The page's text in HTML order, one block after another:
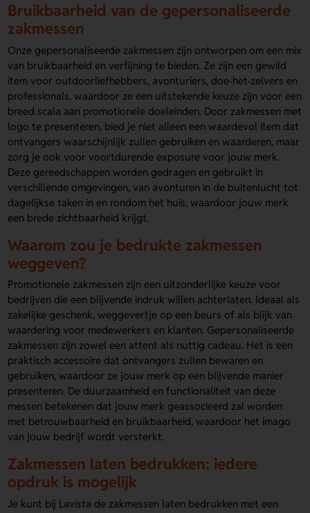
Bruikbaarheid van de gepersonaliseerde
zakmessen
Onze gepersonaliseerde zakmessen zijn ontworpen om een mix
van bruikbaarheid en verfijning te bieden. Ze zijn een gewild
item voor outdoorliefhebbers, avonturiers, doe-het-zelvers en
professionals, waardoor ze een uitstekende keuze zijn voor een
breed scala aan promotionele doeleinden. Door zakmessen met
logo te presenteren, bied je niet alleen een waardevol item dat
ontvangers waarschijnlijk zullen gebruiken en waarderen, maar
zorg je ook voor voortdurende exposure voor jouw merk.
Deze gereedschappen worden gedragen en gebruikt in
verschillende omgevingen, van avonturen in de buitenlucht tot
dagelijkse taken in en rondom het huis, waardoor jouw merk
een brede zichtbaarheid krijgt.
Waarom zou je bedrukte zakmessen
weggeven?
Promotionele zakmessen zijn een uitzonderlijke keuze voor
bedrijven die een blijvende indruk willen achterlaten. Ideaal als
zakelijke geschenk, weggevertje op een beurs of als blijk van
waardering voor medewerkers en klanten. Gepersonaliseerde
zakmessen zijn zowel een attent als nuttig cadeau. Het is een
praktisch accessoire dat ontvangers zullen bewaren en
gebruiken, waardoor ze jouw merk op een blijvende manier
presenteren. De duurzaamheid en functionaliteit van deze
messen betekenen dat jouw merk geassocieerd zal worden
met betrouwbaarheid en bruikbaarheid, waardoor het imago
van jouw bedrijf wordt versterkt.
Zakmessen laten bedrukken: iedere
opdruk is mogelijk
Je kunt bij Lavista de zakmessen laten bedrukken met een